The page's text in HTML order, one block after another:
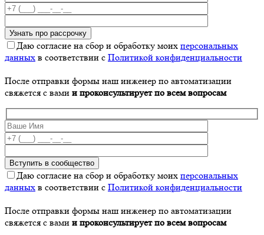
Даю согласие на сбор и обработку моих персональных
данных в соответствии с Политикой конфиденциальности
После отправки формы наш инженер по автоматизации
свяжется с вами и проконсультирует по всем вопросам
Даю согласие на сбор и обработку моих персональных
данных в соответствии с Политикой конфиденциальности
После отправки формы наш инженер по автоматизации
свяжется с вами и проконсультирует по всем вопросам